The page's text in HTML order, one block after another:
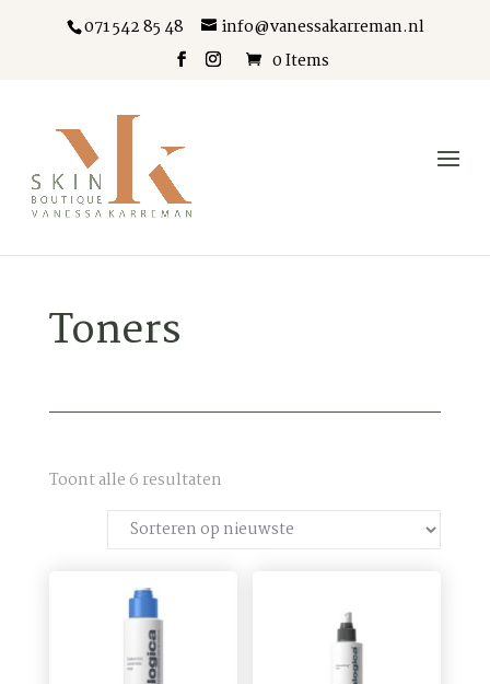
071 542 85 48
info@vanessakarreman.nl
0 Items
Toners
Toont alle 6 resultatenGesorteerd
op
nieuwste